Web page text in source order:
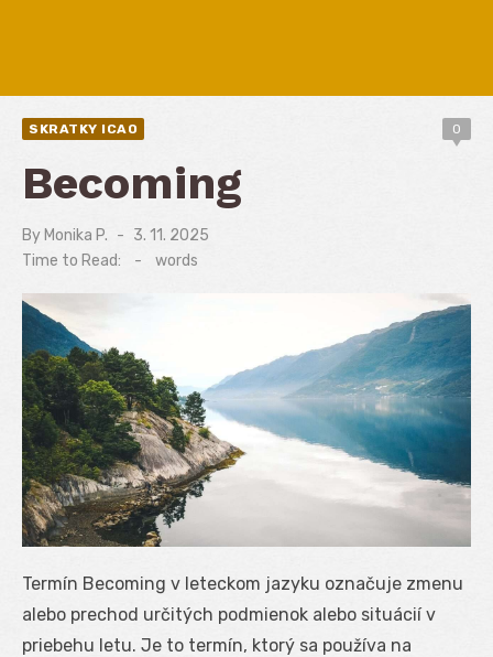
SKRATKY ICAO 0
Becoming
By Monika P.
Posted
3. 11. 2025
Time to Read:
- words
Termín Becoming v leteckom jazyku označuje zmenu
alebo prechod určitých podmienok alebo situácií v
priebehu letu. Je to termín, ktorý sa používa na